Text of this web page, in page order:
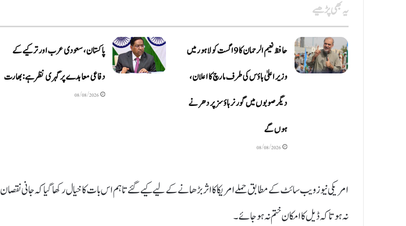
یہ بھی پڑھیے
حافظ نعیم الرحمان کا 9 اگست کو لاہور میں
وزیر اعلیٰ ہاؤس کی طرف مارچ کا اعلان،
دیگر صوبوں میں گورنر ہاؤسز پر دھرنے
ہوں گے
08/08/2026
پاکستان، سعودی عرب اور ترکیے کے
دفاعی معاہدے پر گہری نظر ہے: بھارت
08/08/2026
امریکی نیوز ویب سائٹ کے مطابق حملے امریکا کا اثر بڑھانے کے لیے کیے گئے تاہم اس بات کاخیال رکھا گیا کہ جانی نقصان
نہ ہو تاکہ ڈیل کا امکان ختم نہ ہوجائے۔